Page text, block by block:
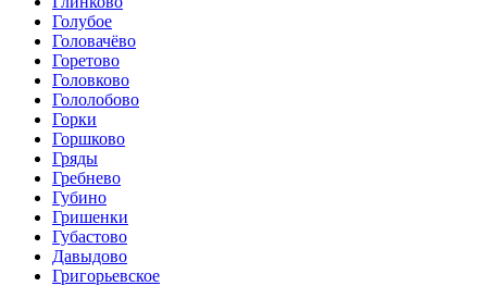
Голубое
Головачёво
Горетово
Головково
Гололобово
Горки
Горшково
Гряды
Гребнево
Губино
Гришенки
Губастово
Давыдово
Григорьевское